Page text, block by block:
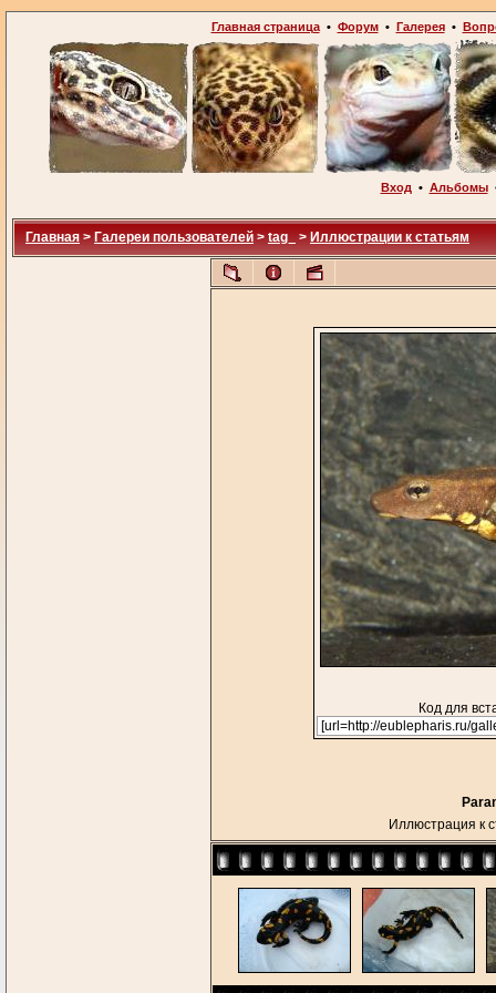
Главная страница• Форум• Галерея•
Вход • Альбомы
Главная > Галереи пользователей > tag_ > Иллюстрации к статьям
Код для
Иллюстрация к